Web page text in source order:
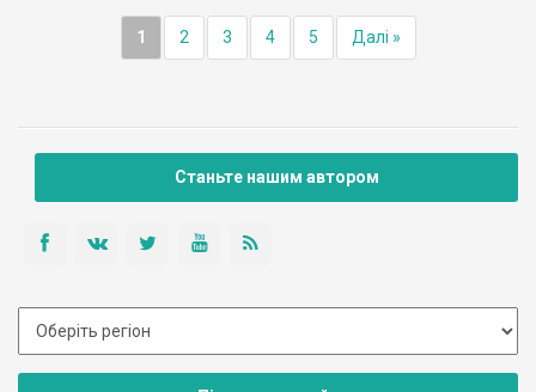
1 2 3 4 5 Далі »
Станьте нашим автором